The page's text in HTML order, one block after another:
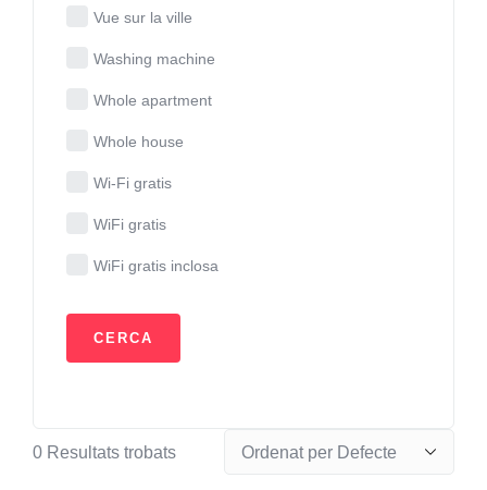
Vue sur la ville
Washing machine
Whole apartment
Whole house
Wi-Fi gratis
WiFi gratis
WiFi gratis inclosa
0 Resultats trobats